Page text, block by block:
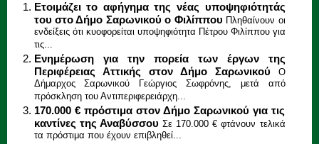
Ετοιμάζει το αφήγημα της νέας υποψηφιότητάς
του στο Δήμο Σαρωνικού ο Φιλίππου
Πληθαίνουν οι
ενδείξεις ότι κυοφορείται υποψηφιότητα Πέτρου Φιλίππου για
τις...
Ενημέρωση για την πορεία των έργων της
Περιφέρειας Αττικής στον Δήμο Σαρωνικού
Ο
Δήμαρχος Σαρωνικού Γεώργιος Σωφρόνης, μετά από
πρόσκληση του Αντιπεριφερειάρχη...
170.000 € πρόστιμα στον Δήμο Σαρωνικού για τις
καντίνες της Αναβύσσου Σε 170.000 € φτάνουν τελικά
τα πρόστιμα που έχουν επιβληθεί...